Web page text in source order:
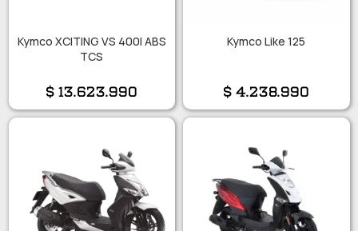
Kymco XCITING VS 400I ABS
TCS
$13.623.990
Kymco Like 125
$4.238.990